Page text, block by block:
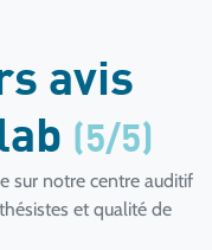
avis
(5/5)
sur notre centre auditif
et qualité de